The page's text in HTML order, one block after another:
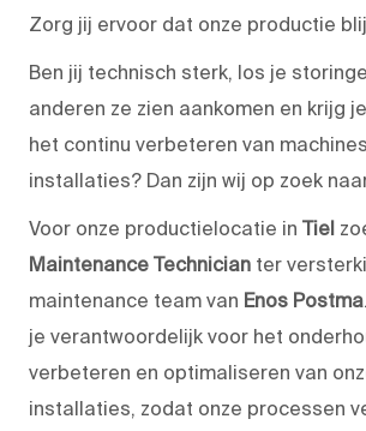
Zorg jij ervoor dat onze productie
Ben jij technisch sterk, los je
anderen ze zien aankomen en krijg
het continu verbeteren van
installaties? Dan zijn wij op zoek
Voor onze productielocatie in Tiel
Maintenance Technician ter
maintenance team van Enos Postma
je verantwoordelijk voor het
verbeteren en optimaliseren van
installaties, zodat onze processen